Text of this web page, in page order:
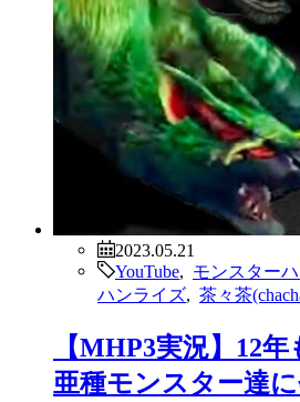
2023.05.21
YouTube
モンスター
ハンライズ
茶々茶
【MHP3実況】12
亜種モンスター達